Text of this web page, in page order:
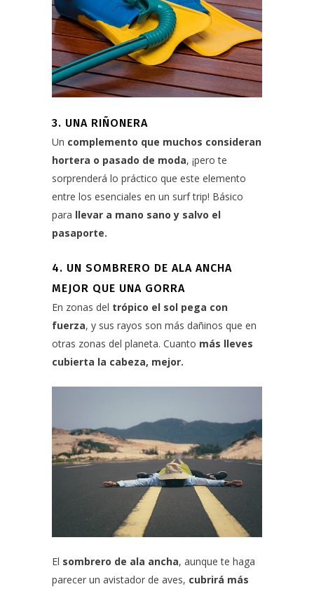
3. UNA RIÑONERA
Un complemento que muchos consideran
hortera o pasado de moda, ¡pero te
sorprenderá lo práctico que este elemento
entre los esenciales en un surf trip! Básico
para llevar a mano sano y salvo el
pasaporte.
4. UN SOMBRERO DE ALA ANCHA
MEJOR QUE UNA GORRA
En zonas del trópico el sol pega con
fuerza, y sus rayos son más dañinos que en
otras zonas del planeta. Cuanto más lleves
cubierta la cabeza, mejor.
El sombrero de ala ancha, aunque te haga
parecer un avistador de aves, cubrirá más